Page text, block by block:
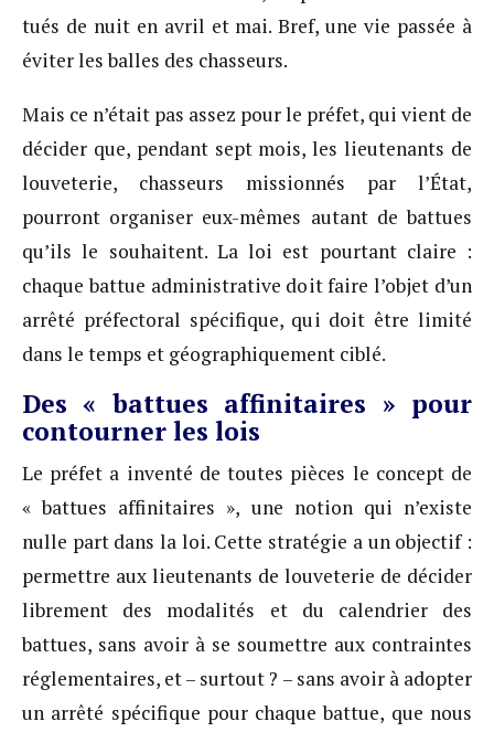
tués de nuit en avril et mai. Bref, une vie passée à
éviter les balles des chasseurs.
Mais ce n’était pas assez pour le préfet, qui vient de
décider que, pendant sept mois, les lieutenants de
louveterie, chasseurs missionnés par l’État,
pourront organiser eux-mêmes autant de battues
qu’ils le souhaitent. La loi est pourtant claire :
chaque battue administrative doit faire l’objet d’un
arrêté préfectoral spécifique, qui doit être limité
dans le temps et géographiquement ciblé.
Des « battues affinitaires » pour
contourner les lois
Le préfet a inventé de toutes pièces le concept de
« battues affinitaires », une notion qui n’existe
nulle part dans la loi. Cette stratégie a un objectif :
permettre aux lieutenants de louveterie de décider
librement des modalités et du calendrier des
battues, sans avoir à se soumettre aux contraintes
réglementaires, et – surtout ? – sans avoir à adopter
un arrêté spécifique pour chaque battue, que nous